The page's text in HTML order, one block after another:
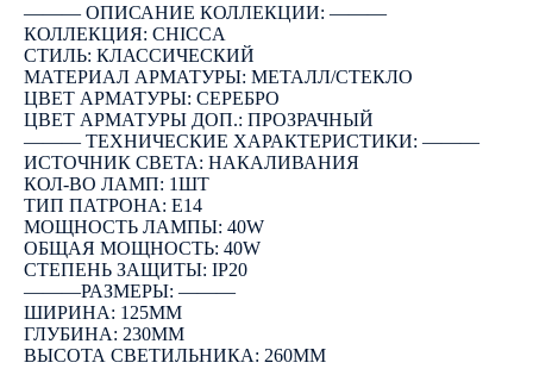
――― ОПИСАНИЕ КОЛЛЕКЦИИ: ―――
КОЛЛЕКЦИЯ: CHICCA
СТИЛЬ: КЛАССИЧЕСКИЙ
МАТЕРИАЛ АРМАТУРЫ: МЕТАЛЛ/СТЕКЛО
ЦВЕТ АРМАТУРЫ: СЕРЕБРО
ЦВЕТ АРМАТУРЫ ДОП.: ПРОЗРАЧНЫЙ
――― ТЕХНИЧЕСКИЕ ХАРАКТЕРИСТИКИ: ―――
ИСТОЧНИК СВЕТА: НАКАЛИВАНИЯ
КОЛ-ВО ЛАМП: 1ШТ
ТИП ПАТРОНА: E14
МОЩНОСТЬ ЛАМПЫ: 40W
ОБЩАЯ МОЩНОСТЬ: 40W
СТЕПЕНЬ ЗАЩИТЫ: IP20
―――РАЗМЕРЫ: ―――
ШИРИНА: 125ММ
ГЛУБИНА: 230ММ
ВЫСОТА СВЕТИЛЬНИКА: 260ММ